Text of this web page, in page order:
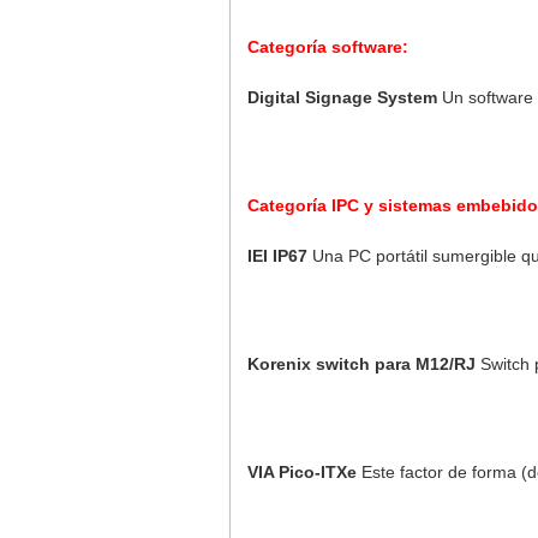
Categoría software:
Digital Signage System Un
Categoría IPC y sistemas
IEI IP67 Una PC portátil sumergible
Korenix switch para M12/RJ Switch
VIA Pico-ITXe Este factor de forma